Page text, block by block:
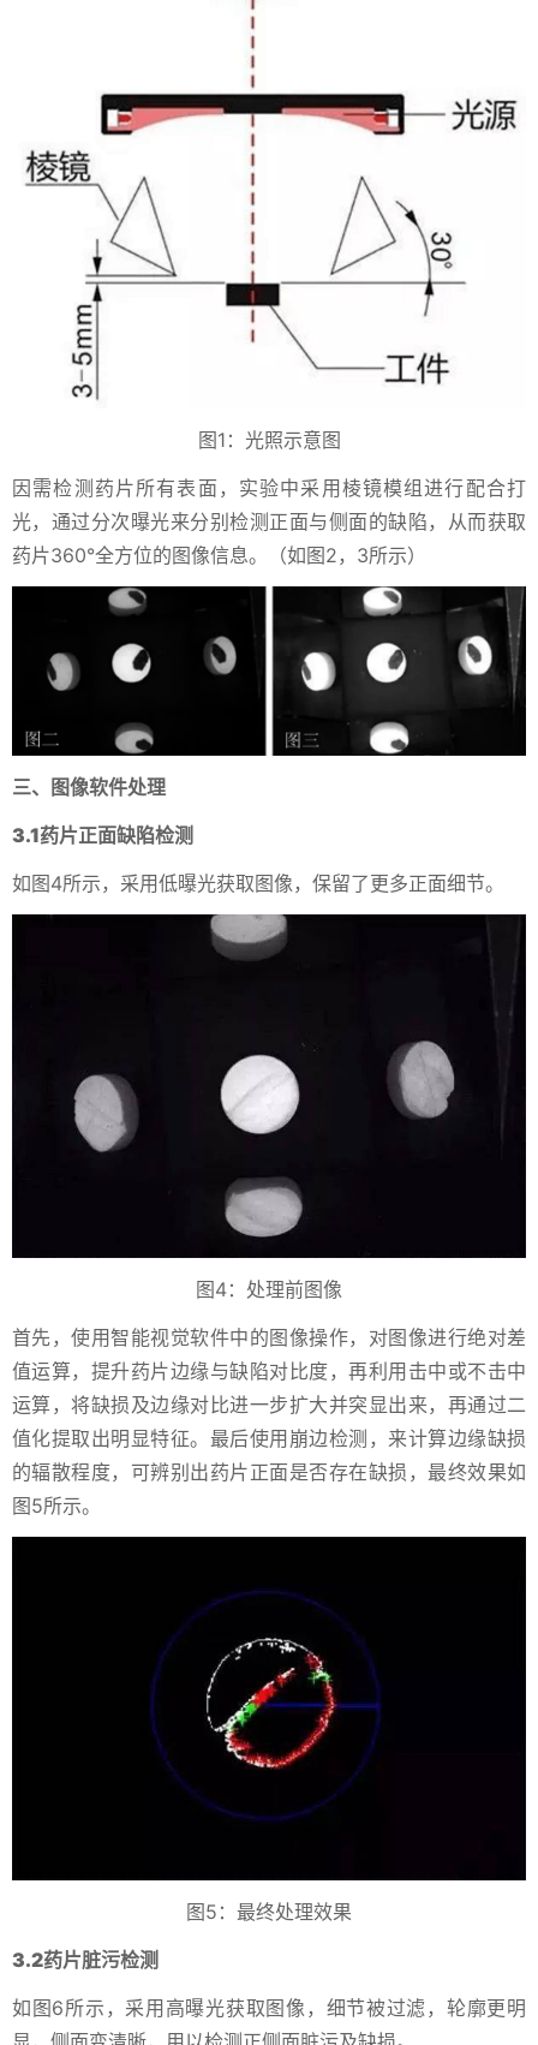
图1：光照示意图
因需检测药片所有表面，实验中采用棱镜模组进行配合打
光，通过分次曝光来分别检测正面与侧面的缺陷，从而获取
药片360°全方位的图像信息。（如图2，3所示）
三、图像软件处理
3.1药片正面缺陷检测
如图4所示，采用低曝光获取图像，保留了更多正面细节。
图4：处理前图像
首先，使用智能视觉软件中的图像操作，对图像进行绝对差
值运算，提升药片边缘与缺陷对比度，再利用击中或不击中
运算，将缺损及边缘对比进一步扩大并突显出来，再通过二
值化提取出明显特征。最后使用崩边检测，来计算边缘缺损
的辐散程度，可辨别出药片正面是否存在缺损，最终效果如
图5所示。
图5：最终处理效果
3.2药片脏污检测
如图6所示，采用高曝光获取图像，细节被过滤，轮廓更明